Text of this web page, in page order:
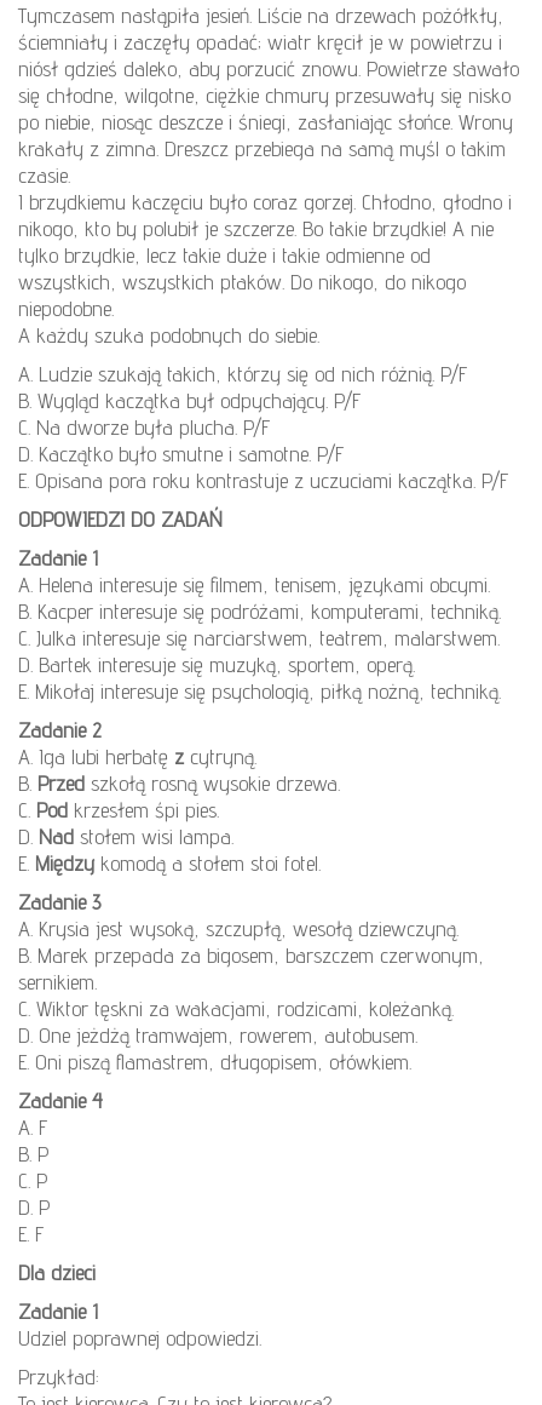
Tymczasem nastąpiła jesień. Liście na drzewach pożółkły,
ściemniały i zaczęły opadać; wiatr kręcił je w powietrzu i
niósł gdzieś daleko, aby porzucić znowu. Powietrze stawało
się chłodne, wilgotne, ciężkie chmury przesuwały się nisko
po niebie, niosąc deszcze i śniegi, zasłaniając słońce. Wrony
krakały z zimna. Dreszcz przebiega na samą myśl o takim
czasie.
I brzydkiemu kaczęciu było coraz gorzej. Chłodno, głodno i
nikogo, kto by polubił je szczerze. Bo takie brzydkie! A nie
tylko brzydkie, lecz takie duże i takie odmienne od
wszystkich, wszystkich ptaków. Do nikogo, do nikogo
niepodobne.
A każdy szuka podobnych do siebie.
A. Ludzie szukają takich, którzy się od nich różnią. P/F
B. Wygląd kaczątka był odpychający. P/F
C. Na dworze była plucha. P/F
D. Kaczątko było smutne i samotne. P/F
E. Opisana pora roku kontrastuje z uczuciami kaczątka. P/F
ODPOWIEDZI DO ZADAŃ
Zadanie 1
A. Helena interesuje się filmem, tenisem, językami obcymi.
B. Kacper interesuje się podróżami, komputerami, techniką.
C. Julka interesuje się narciarstwem, teatrem, malarstwem.
D. Bartek interesuje się muzyką, sportem, operą.
E. Mikołaj interesuje się psychologią, piłką nożną, techniką.
Zadanie 2
A. Iga lubi herbatę z cytryną.
B. Przed szkołą rosną wysokie drzewa.
C. Pod krzesłem śpi pies.
D. Nad stołem wisi lampa.
E. Między komodą a stołem stoi fotel.
Zadanie 3
A. Krysia jest wysoką, szczupłą, wesołą dziewczyną.
B. Marek przepada za bigosem, barszczem czerwonym,
sernikiem.
C. Wiktor tęskni za wakacjami, rodzicami, koleżanką.
D. One jeżdżą tramwajem, rowerem, autobusem.
E. Oni piszą flamastrem, długopisem, ołówkiem.
Zadanie 4
A. F
B. P
C. P
D. P
E. F
Dla dzieci
Zadanie 1
Udziel poprawnej odpowiedzi.
Przykład: